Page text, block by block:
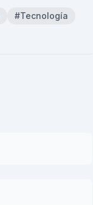
#Tecnología